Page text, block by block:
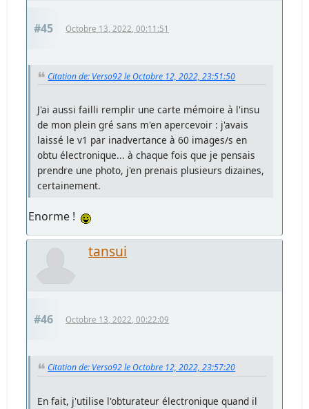
#45 Octobre 13, 2022, 00:11:51
Citation de: Verso92 le Octobre 12, 2022, 23:51:50
J'ai aussi failli remplir une carte mémoire à l'insu
de mon plein gré sans m'en apercevoir : j'avais
laissé le v1 par inadvertance à 60 images/s en
obtu électronique... à chaque fois que je pensais
prendre une photo, j'en prenais plusieurs dizaines,
certainement.
Enorme !
tansui
#46 Octobre 13, 2022, 00:22:09
Citation de: Verso92 le Octobre 12, 2022, 23:57:20
En fait, j'utilise l'obturateur électronique quand il